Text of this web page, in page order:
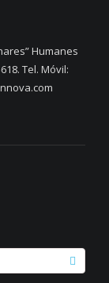
Humanes
Tel. Móvil: